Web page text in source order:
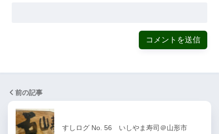
前の記事
すしログ No. 56 いしやま寿司＠山形市